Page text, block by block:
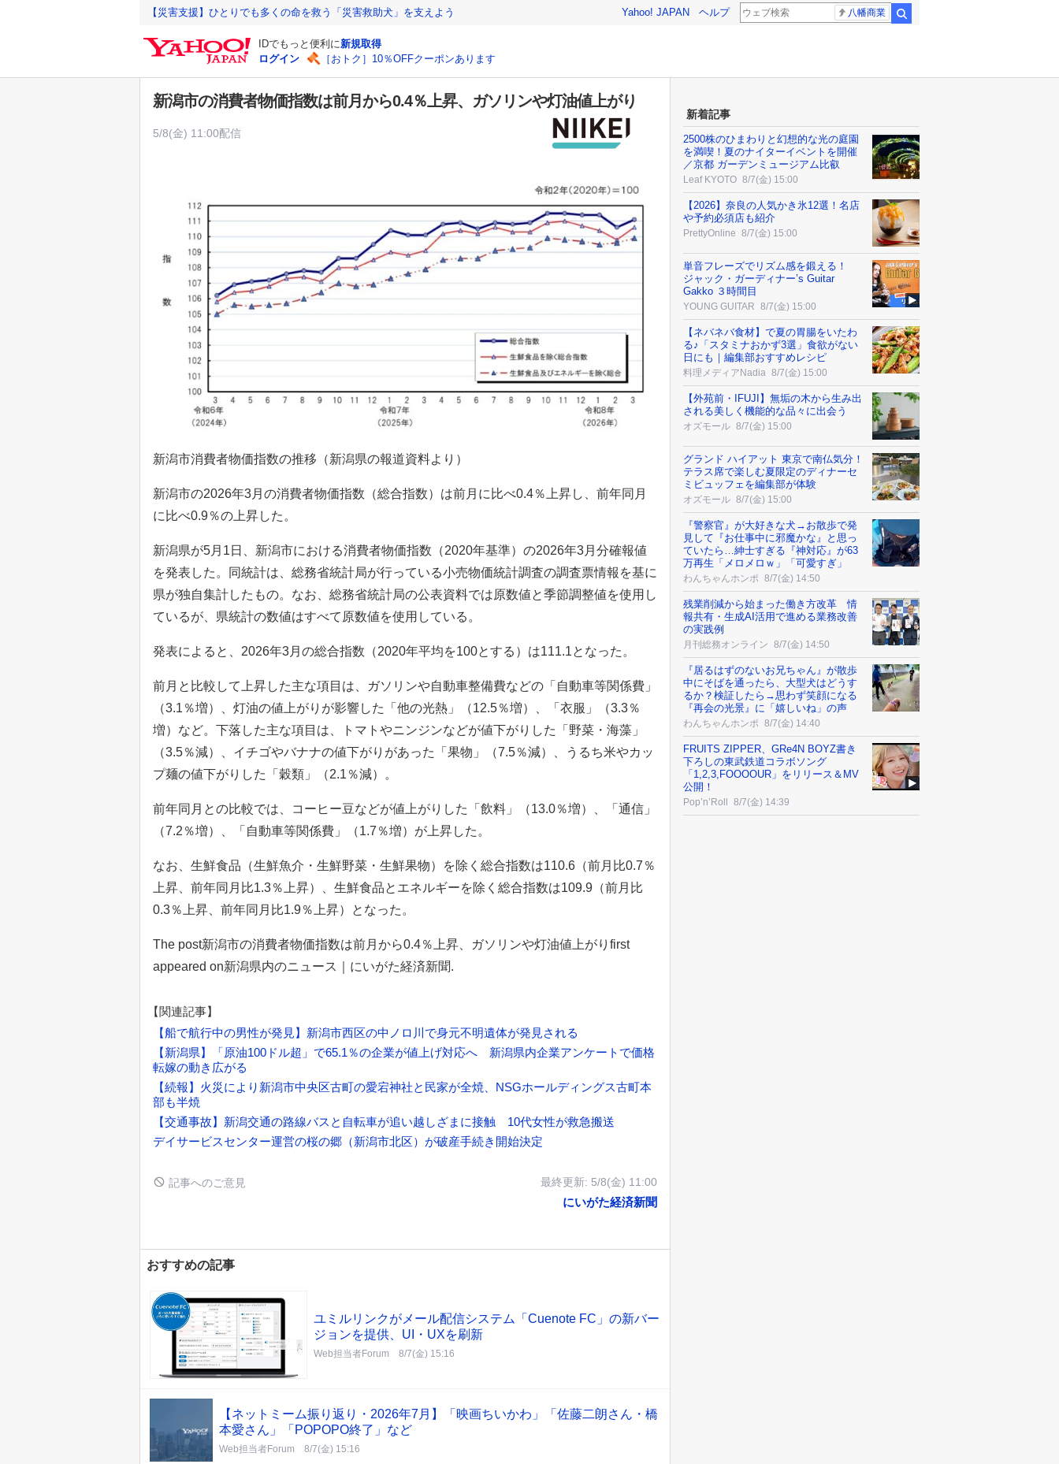
【災害支援】ひとりでも多くの命を救う「災害救助犬」を支えよう Yahoo! JAPAN ヘルプ 八幡商業
IDでもっと便利に新規取得
ログイン
［おトク］10％OFFクーポンあります
新潟市の消費者物価指数は前月から0.4％上昇、ガソリンや灯油値上がり
5/8(金) 11:00配信
新潟市消費者物価指数の推移（新潟県の報道資料より）
新潟市の2026年3月の消費者物価指数（総合指数）は前月に比べ0.4％上昇し、前年同月
に比べ0.9％の上昇した。
新潟県が5月1日、新潟市における消費者物価指数（2020年基準）の2026年3月分確報値
を発表した。同統計は、総務省統計局が行っている小売物価統計調査の調査票情報を基に
県が独自集計したもの。なお、総務省統計局の公表資料では原数値と季節調整値を使用し
ているが、県統計の数値はすべて原数値を使用している。
発表によると、2026年3月の総合指数（2020年平均を100とする）は111.1となった。
前月と比較して上昇した主な項目は、ガソリンや自動車整備費などの「自動車等関係費」
（3.1％増）、灯油の値上がりが影響した「他の光熱」（12.5％増）、「衣服」（3.3％
増）など。下落した主な項目は、トマトやニンジンなどが値下がりした「野菜・海藻」
（3.5％減）、イチゴやバナナの値下がりがあった「果物」（7.5％減）、うるち米やカッ
プ麺の値下がりした「穀類」（2.1％減）。
前年同月との比較では、コーヒー豆などが値上がりした「飲料」（13.0％増）、「通信」
（7.2％増）、「自動車等関係費」（1.7％増）が上昇した。
なお、生鮮食品（生鮮魚介・生鮮野菜・生鮮果物）を除く総合指数は110.6（前月比0.7％
上昇、前年同月比1.3％上昇）、生鮮食品とエネルギーを除く総合指数は109.9（前月比
0.3％上昇、前年同月比1.9％上昇）となった。
The post新潟市の消費者物価指数は前月から0.4％上昇、ガソリンや灯油値上がりfirst
appeared on新潟県内のニュース｜にいがた経済新聞.
【関連記事】
【船で航行中の男性が発見】新潟市西区の中ノロ川で身元不明遺体が発見される
【新潟県】「原油100ドル超」で65.1％の企業が値上げ対応へ 新潟県内企業アンケートで価格
転嫁の動き広がる
【続報】火災により新潟市中央区古町の愛宕神社と民家が全焼、NSGホールディングス古町本
部も半焼
【交通事故】新潟交通の路線バスと自転車が追い越しざまに接触 10代女性が救急搬送
デイサービスセンター運営の桜の郷（新潟市北区）が破産手続き開始決定
記事へのご意見 最終更新: 5/8(金) 11:00
にいがた経済新聞
おすすめの記事
ユミルリンクがメール配信システム「Cuenote FC」の新バー
ジョンを提供、UI・UXを刷新
Web担当者Forum 8/7(金) 15:16
【ネットミーム振り返り・2026年7月】「映画ちいかわ」「佐藤二朗さん・橋
本愛さん」「POPOPO終了」など
Web担当者Forum 8/7(金) 15:16
新着記事
2500株のひまわりと幻想的な光の庭園
を満喫！夏のナイターイベントを開催
／京都 ガーデンミュージアム比叡
Leaf KYOTO 8/7(金) 15:00
【2026】奈良の人気かき氷12選！名店
や予約必須店も紹介
PrettyOnline 8/7(金) 15:00
単音フレーズでリズム感を鍛える！
ジャック・ガーディナー’s Guitar
Gakko ３時間目
YOUNG GUITAR 8/7(金) 15:00
【ネバネバ食材】で夏の胃腸をいたわ
る♪「スタミナおかず3選」食欲がない
日にも｜編集部おすすめレシピ
料理メディアNadia 8/7(金) 15:00
【外苑前・IFUJI】無垢の木から生み出
される美しく機能的な品々に出会う
オズモール 8/7(金) 15:00
グランド ハイアット 東京で南仏気分！
テラス席で楽しむ夏限定のディナーセ
ミビュッフェを編集部が体験
オズモール 8/7(金) 15:00
『警察官』が大好きな犬→お散歩で発
見して『お仕事中に邪魔かな』と思っ
ていたら…紳士すぎる『神対応』が63
万再生「メロメロｗ」「可愛すぎ」
わんちゃんホンポ 8/7(金) 14:50
残業削減から始まった働き方改革 情
報共有・生成AI活用で進める業務改善
の実践例
月刊総務オンライン 8/7(金) 14:50
『居るはずのないお兄ちゃん』が散歩
中にそばを通ったら、大型犬はどうす
るか？検証したら→思わず笑顔になる
『再会の光景』に「嬉しいね」の声
わんちゃんホンポ 8/7(金) 14:40
FRUITS ZIPPER、GRe4N BOYZ書き
下ろしの東武鉄道コラボソング
「1,2,3,FOOOOUR」をリリース＆MV
公開！
Pop’n’Roll 8/7(金) 14:39